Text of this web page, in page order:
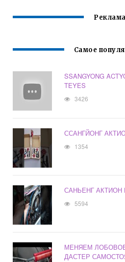
Реклама
Самое
SSANGYONG
TEYES
3426
ССАНГЙОНГ
1354
САНЬЕНГ АКТИОН
5594
МЕНЯЕМ
ДАСТЕР